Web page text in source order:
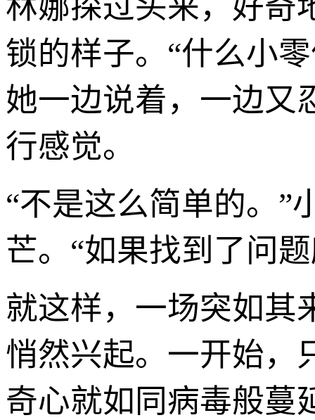
锁的样子。“什么小
她一边说着，一边又
行感觉。
“不是这么简单的。”
芒。“如果找到了问
就这样，一场突如其
悄然兴起。一开始，
奇心就如同病毒般蔓